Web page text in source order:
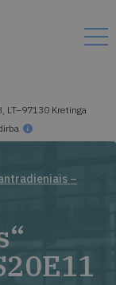
LT–97130 Kretinga
–